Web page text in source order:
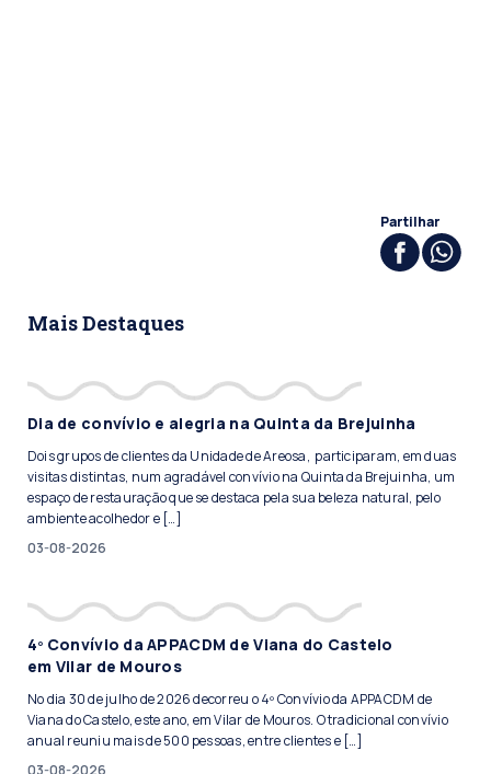
Partilhar
Mais Destaques
Dia de convívio e alegria na Quinta da Brejuinha
Dois grupos de clientes da Unidade de Areosa, participaram, em duas
visitas distintas, num agradável convívio na Quinta da Brejuinha, um
espaço de restauração que se destaca pela sua beleza natural, pelo
ambiente acolhedor e […]
03-08-2026
4º Convívio da APPACDM de Viana do Castelo
em Vilar de Mouros
No dia 30 de julho de 2026 decorreu o 4º Convívio da APPACDM de
Viana do Castelo, este ano, em Vilar de Mouros. O tradicional convívio
anual reuniu mais de 500 pessoas, entre clientes e […]